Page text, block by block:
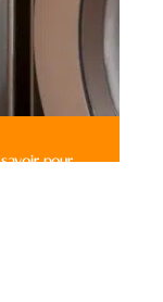
pour